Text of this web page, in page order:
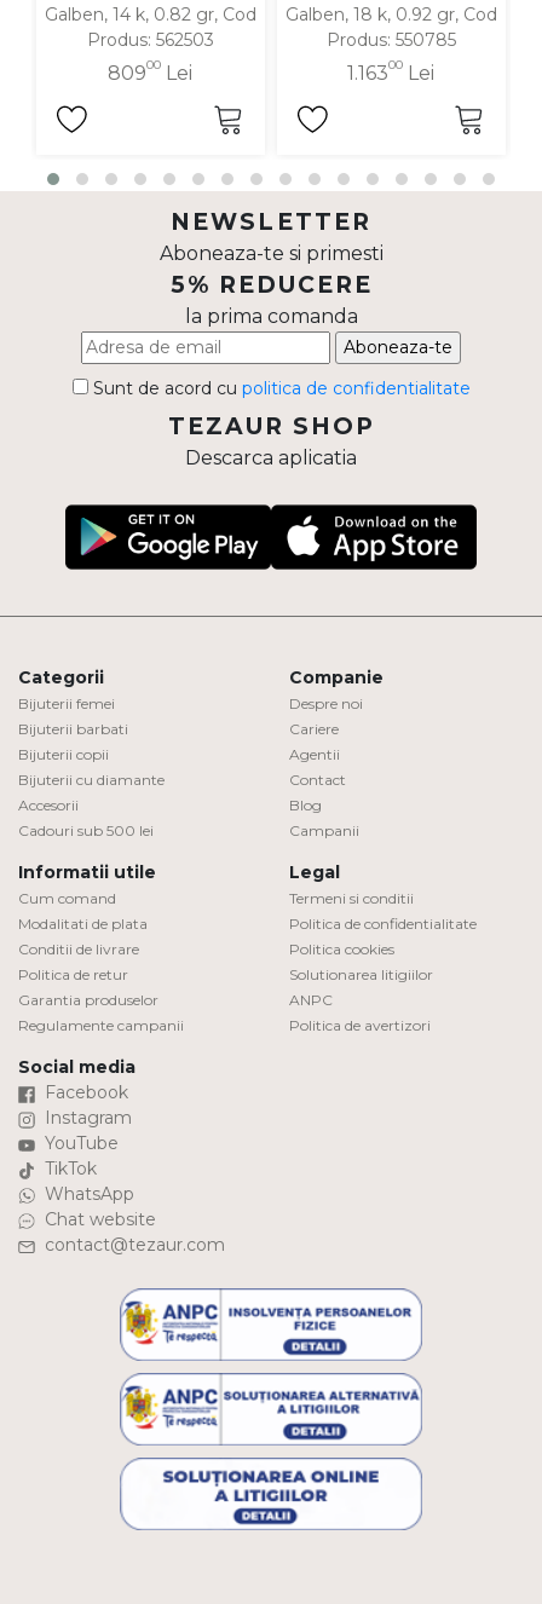
Galben, 14 k, 0.82 gr, Cod
Produs: 562503
80900 Lei
Galben, 18 k, 0.92 gr, Cod
Produs: 550785
1.16300 Lei
NEWSLETTER
Aboneaza-te si primesti
5% REDUCERE
la prima comanda
Aboneaza-te
Sunt de acord cu politica de confidentialitate
TEZAUR SHOP
Descarca aplicatia
Categorii
Bijuterii femei
Bijuterii barbati
Bijuterii copii
Bijuterii cu diamante
Accesorii
Cadouri sub 500 lei
Companie
Despre noi
Cariere
Agentii
Contact
Blog
Campanii
Informatii utile
Cum comand
Modalitati de plata
Conditii de livrare
Politica de retur
Garantia produselor
Regulamente campanii
Legal
Termeni si conditii
Politica de confidentialitate
Politica cookies
Solutionarea litigiilor
ANPC
Politica de avertizori
Social media
Facebook
Instagram
YouTube
TikTok
WhatsApp
Chat website
contact@tezaur.com